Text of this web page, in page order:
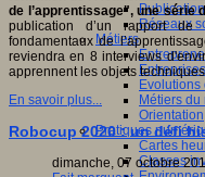
Publication
Réseaux
Métiers
Entreprises
Evolutions
Métiers
Orientation
Pratiques
Cartes
Classes
de l’apprentissage", une série
publication d’un rapport de
fondamentaux de
reviendra en 8 interviews
apprennent les objets
En savoir plus...
Robocup 2020 : un défi
dimanche, 07 octobre